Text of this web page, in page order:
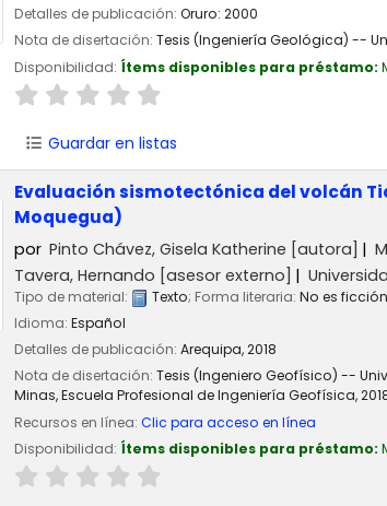
Detalles de publicación: Oruro: 2000
Nota de disertación: Tesis (Ingeniería Geológica) --
Disponibilidad: Ítems disponibles para préstamo:
Guardar en listas
Evaluación sismotectónica del volcán
Moquegua)
por Pinto Chávez, Gisela Katherine [autora]
Tavera, Hernando [asesor externo]
Tipo de material: Texto; Forma literaria: No es ficción
Idioma: Español
Detalles de publicación: Arequipa,2018
Nota de disertación: Tesis (Ingeniero Geofísico) --
Minas, Escuela Profesional de Ingeniería Geofísica,
Recursos en línea: Clic para acceso en línea
Disponibilidad: Ítems disponibles para préstamo: